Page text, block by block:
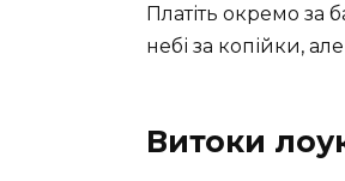
Платіть окремо за
небі за копійки,
Витоки